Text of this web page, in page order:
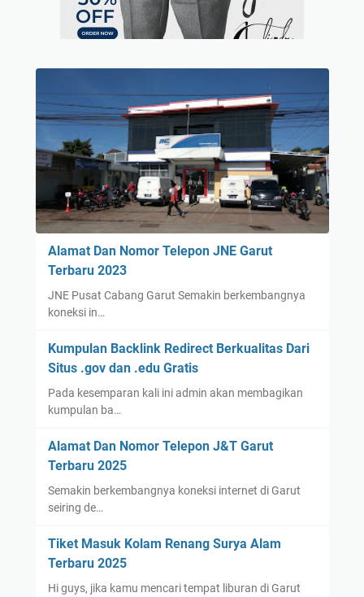
Alamat Dan Nomor Telepon JNE Garut
Terbaru 2023
JNE Pusat Cabang Garut Semakin berkembangnya
koneksi in…
Kumpulan Backlink Redirect Berkualitas Dari
Situs .gov dan .edu Gratis
Pada kesemparan kali ini admin akan membagikan
kumpulan ba…
Alamat Dan Nomor Telepon J&T Garut
Terbaru 2025
Semakin berkembangnya koneksi internet di Garut
seiring de…
Tiket Masuk Kolam Renang Surya Alam
Terbaru 2025
Hi guys, jika kamu mencari tempat liburan di Garut